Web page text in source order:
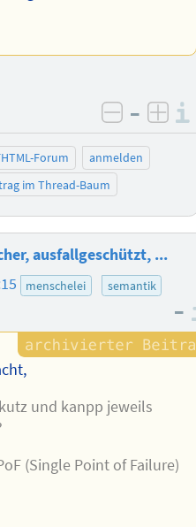
negativ
–
Forum
anmelden
im Thread-Baum
ausfallgeschützt, ...
menschelei semantik
–
und kanpp jeweils
(Single Point of Failure)